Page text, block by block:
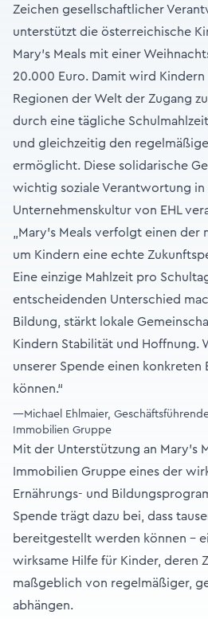
Zeichen gesellschaftlicher
unterstützt die österreichische
Mary’s Meals mit einer
20.000 Euro. Damit wird
Regionen der Welt der Zugang
durch eine tägliche
und gleichzeitig den
ermöglicht. Diese solidarische
wichtig soziale Verantwortung in
Unternehmenskultur von EHL
„Mary’s Meals verfolgt einen der
um Kindern eine echte
Eine einzige Mahlzeit pro
entscheidenden Unterschied
Bildung, stärkt lokale
Kindern Stabilität und Hoffnung.
unserer Spende einen konkreten
können.“
—Michael Ehlmaier,
Immobilien Gruppe
Mit der Unterstützung an Mary’s
Immobilien Gruppe eines der
Ernährungs- und
Spende trägt dazu bei, dass
bereitgestellt werden können –
wirksame Hilfe für Kinder, deren
maßgeblich von regelmäßiger,
abhängen.